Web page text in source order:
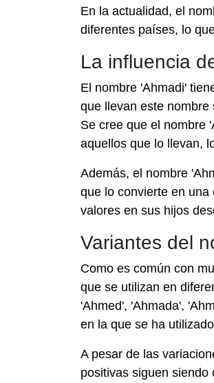
En la actualidad, el
diferentes países, lo
La influencia
El nombre 'Ahmadi'
que llevan este
Se cree que el nombre
aquellos que lo llevan,
Además, el nombre
que lo convierte en
valores en sus hijos
Variantes del
Como es común con
que se utilizan en
'Ahmed', 'Ahmada',
en la que se ha
A pesar de las
positivas siguen